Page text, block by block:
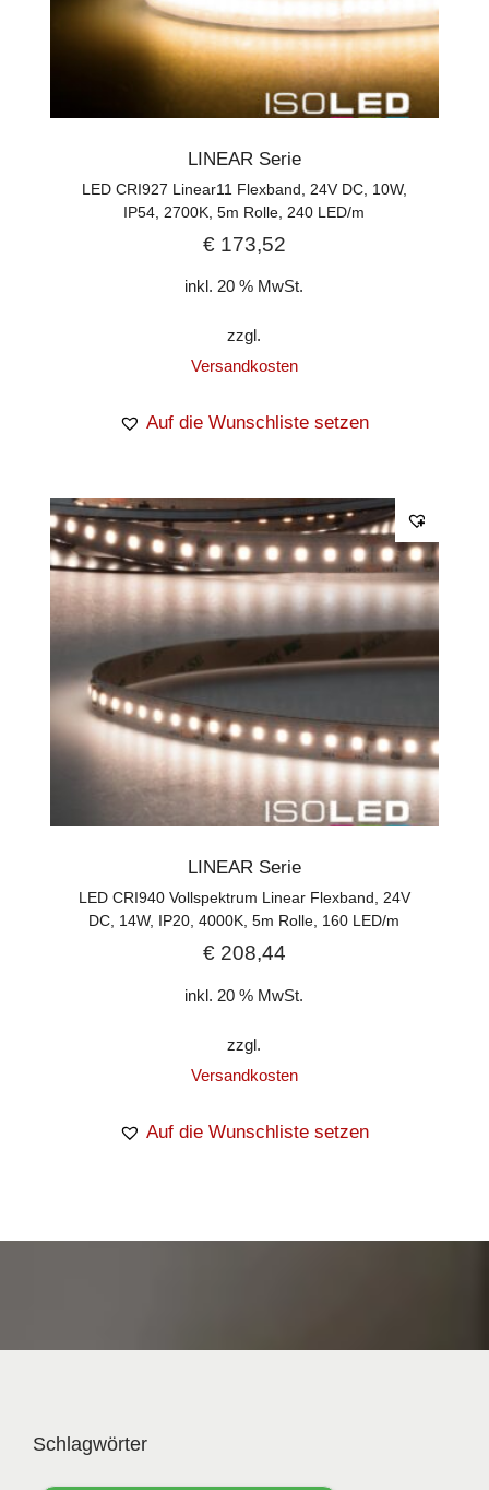
LINEAR Serie
LED CRI927 Linear11 Flexband, 24V DC, 10W,
IP54, 2700K, 5m Rolle, 240 LED/m
€173,52
inkl. 20 % MwSt.
zzgl.
Versandkosten
Auf die Wunschliste setzen
LINEAR Serie
LED CRI940 Vollspektrum Linear Flexband, 24V
DC, 14W, IP20, 4000K, 5m Rolle, 160 LED/m
€208,44
inkl. 20 % MwSt.
zzgl.
Versandkosten
Auf die Wunschliste setzen
Schlagwörter